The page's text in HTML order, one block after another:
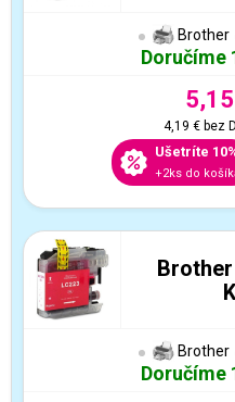
Brother
Doručíme
4,19 €bez
Ušetríte
+2ks do
Brother
Doručíme